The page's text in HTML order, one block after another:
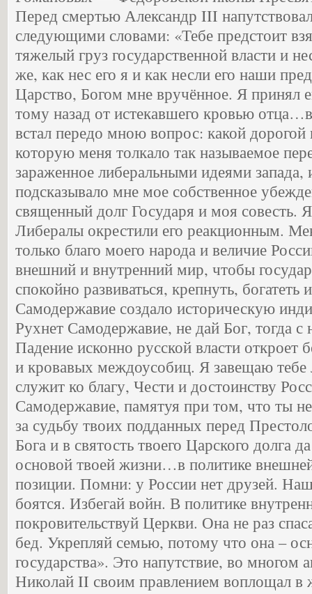
Перед смертью Александр III
следующими словами: «Тебе предстоит
тяжелый груз государственной власти и
же, как нес его я и как несли его наши
Царство, Богом мне вручённое. Я принял
тому назад от истекавшего кровью
встал передо мною вопрос: какой дорогой
которую меня толкало так называемое
зараженное либеральными идеями
подсказывало мне мое собственное
священный долг Государя и моя совесть.
Либералы окрестили его реакционным.
только благо моего народа и величие
внешний и внутренний мир, чтобы
спокойно развиваться, крепнуть, богатеть
Самодержавие создало историческую
Рухнет Самодержавие, не дай Бог, тогда
Падение исконно русской власти откроет
и кровавых междоусобиц. Я завещаю тебе
служит ко благу, Чести и достоинству
Самодержавие, памятуя при том, что ты
за судьбу твоих подданных перед
Бога и в святость твоего Царского долга
основой твоей жизни…в политике
позиции. Помни: у России нет друзей.
боятся. Избегай войн. В политике
покровительствуй Церкви. Она не раз
бед. Укрепляй семью, потому что она –
государства». Это напутствие, во многом
Николай II своим правлением воплощал в